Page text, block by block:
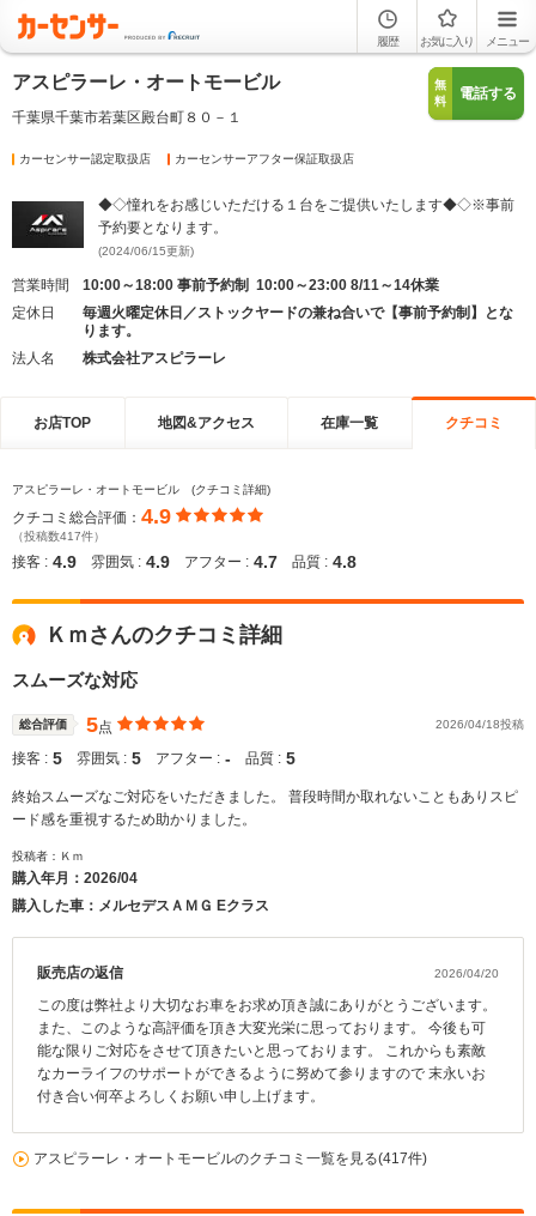
履歴 お気に入り メニュー
アスピラーレ・オートモービル
千葉県千葉市若葉区殿台町８０－１
無
料
電話する
カーセンサー認定取扱店 カーセンサーアフター保証取扱店
◆◇憧れをお感じいただける１台をご提供いたします◆◇※事前
予約要となります。
(2024/06/15更新)
営業時間
10:00～18:00 事前予約制 10:00～23:00 8/11～14休業
定休日
毎週火曜定休日／ストックヤードの兼ね合いで【事前予約制】とな
ります。
法人名
株式会社アスピラーレ
お店TOP 地図&アクセス 在庫一覧 クチコミ
アスピラーレ・オートモービル (クチコミ詳細)
クチコミ総合評価： 4.9
（投稿数417件）
接客 : 4.9 雰囲気 : 4.9 アフター : 4.7 品質 : 4.8
Ｋｍさんのクチコミ詳細
スムーズな対応
総合評価 5点 2026/04/18投稿
接客 : 5 雰囲気 : 5 アフター : ‐ 品質 : 5
終始スムーズなご対応をいただきました。 普段時間か取れないこともありスピ
ード感を重視するため助かりました。
投稿者：Ｋｍ
購入年月： 2026/04
購入した車：メルセデスＡＭＧ Eクラス
販売店の返信 2026/04/20
この度は弊社より大切なお車をお求め頂き誠にありがとうございます。
また、このような高評価を頂き大変光栄に思っております。 今後も可
能な限りご対応をさせて頂きたいと思っております。 これからも素敵
なカーライフのサポートができるように努めて参りますので 末永いお
付き合い何卒よろしくお願い申し上げます。
アスピラーレ・オートモービルのクチコミ一覧を見る(417件)